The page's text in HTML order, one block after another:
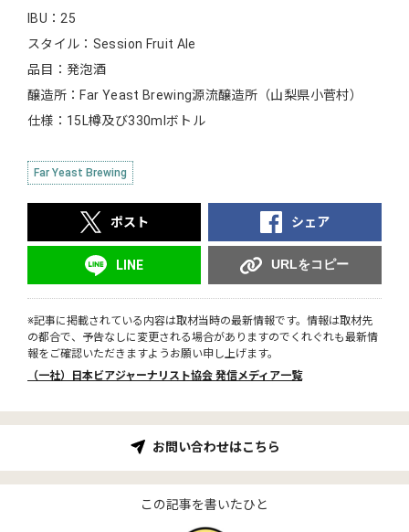
IBU：25
スタイル：Session Fruit Ale
品目：発泡酒
醸造所：Far Yeast Brewing源流醸造所（山梨県小菅村）
仕様：15L樽及び330mlボトル
Far Yeast Brewing
ポスト シェア
LINE URLをコピー
※記事に掲載されている内容は取材当時の最新情報です。情報は取材先
の都合で、予告なしに変更される場合がありますのでくれぐれも最新情
報をご確認いただきますようお願い申し上げます。
（一社）日本ビアジャーナリスト協会 発信メディア一覧
お問い合わせはこちら
この記事を書いたひと